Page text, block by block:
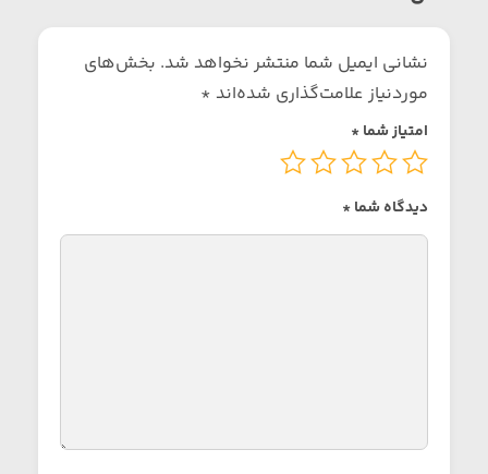
نشانی ایمیل شما منتشر نخواهد شد. بخش‌های
موردنیاز علامت‌گذاری شده‌اند *
امتیاز شما*
دیدگاه شما*